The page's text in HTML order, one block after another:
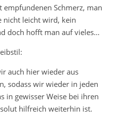
Schmerz, man
nicht leicht wird, kein
doch hofft man auf vieles…
auch hier wieder aus
sodass wir wieder in jeden
in gewisser Weise bei ihren
hilfreich weiterhin ist.